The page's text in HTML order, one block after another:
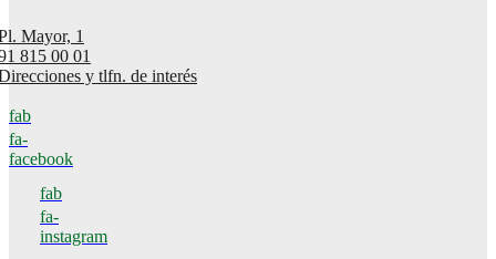
Mayor, 1
815 00 01
y tlfn. de interés
fab
fa-
facebook
fab
fa-
instagram